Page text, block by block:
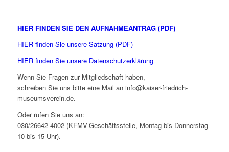
HIER FINDEN SIE DEN AUFNAHMEANTRAG (PDF)
HIER finden Sie unsere Satzung (PDF)
HIER finden Sie unsere Datenschutzerklärung
Wenn Sie Fragen zur Mitgliedschaft haben,
schreiben Sie uns bitte eine Mail an info@kaiser-friedrich-
museumsverein.de.
Oder rufen Sie uns an:
030/26642-4002 (KFMV-Geschäftsstelle, Montag bis Donnerstag
10 bis 15 Uhr).